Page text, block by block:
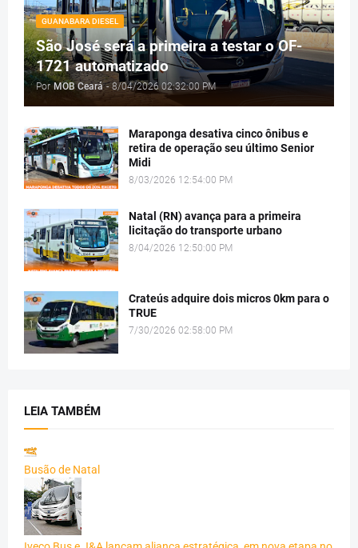
GUANABARA DIESEL
São José será a primeira a testar o OF-
1721 automatizado
Por MOB Ceará - 8/04/2026 02:32:00 PM
Maraponga desativa cinco ônibus e
retira de operação seu último Senior
Midi
8/03/2026 12:54:00 PM
Natal (RN) avança para a primeira
licitação do transporte urbano
8/04/2026 12:50:00 PM
Crateús adquire dois micros 0km para o
TRUE
7/30/2026 02:58:00 PM
LEIA TAMBÉM
Busão de Natal